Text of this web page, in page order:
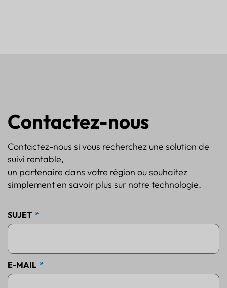
Contactez-nous
Contactez-nous si vous recherchez une solution de
suivi rentable,
un partenaire dans votre région ou souhaitez
simplement en savoir plus sur notre technologie.
SUJET
E-MAIL